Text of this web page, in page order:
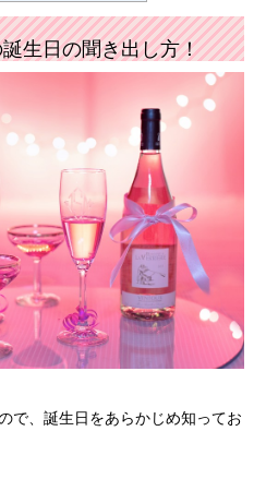
生日の聞き出し方！
で、誕生日をあらかじめ知ってお